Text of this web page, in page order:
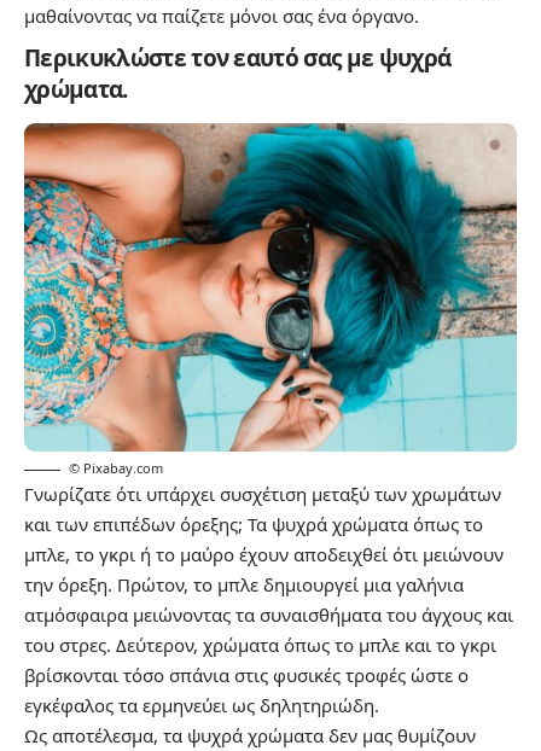
μαθαίνοντας να παίζετε μόνοι σας ένα όργανο.
Περικυκλώστε τον εαυτό σας με ψυχρά
χρώματα.
© Pixabay.com
Γνωρίζατε ότι υπάρχει συσχέτιση μεταξύ των χρωμάτων
και των επιπέδων όρεξης; Τα ψυχρά χρώματα όπως το
μπλε, το γκρι ή το μαύρο έχουν αποδειχθεί ότι μειώνουν
την όρεξη. Πρώτον, το μπλε δημιουργεί μια γαλήνια
ατμόσφαιρα μειώνοντας τα συναισθήματα του άγχους και
του στρες. Δεύτερον, χρώματα όπως το μπλε και το γκρι
βρίσκονται τόσο σπάνια στις φυσικές τροφές ώστε ο
εγκέφαλος τα ερμηνεύει ως δηλητηριώδη.
Ως αποτέλεσμα, τα ψυχρά χρώματα δεν μας θυμίζουν